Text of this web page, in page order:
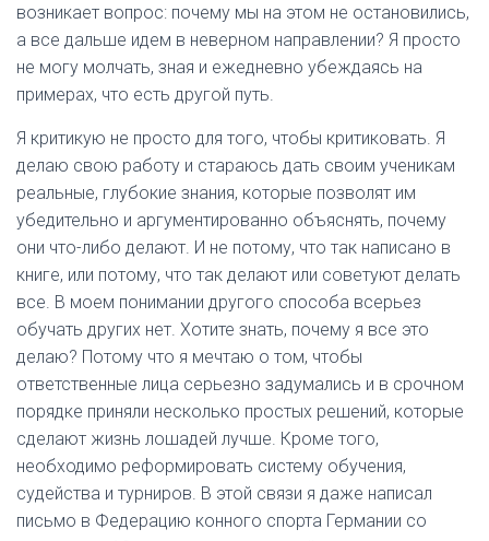
возникает вопрос: почему мы на этом не остановились,
а все дальше идем в неверном направлении? Я просто
не могу молчать, зная и ежедневно убеждаясь на
примерах, что есть другой путь.
Я критикую не просто для того, чтобы критиковать. Я
делаю свою работу и стараюсь дать своим ученикам
реальные, глубокие знания, которые позволят им
убедительно и аргументированно объяснять, почему
они что-либо делают. И не потому, что так написано в
книге, или потому, что так делают или советуют делать
все. В моем понимании другого способа всерьез
обучать других нет. Хотите знать, почему я все это
делаю? Потому что я мечтаю о том, чтобы
ответственные лица серьезно задумались и в срочном
порядке приняли несколько простых решений, которые
сделают жизнь лошадей лучше. Кроме того,
необходимо реформировать систему обучения,
судейства и турниров. В этой связи я даже написал
письмо в Федерацию конного спорта Германии со